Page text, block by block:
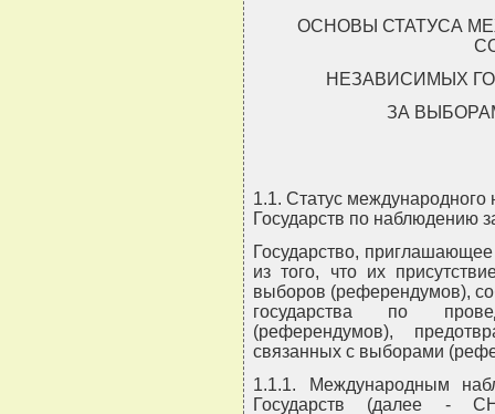
ОСНОВЫ СТАТУСА
НЕЗАВИСИМЫХ
ЗА
1.1. Статус
Государств по наблюдению
Государство,
из того, что их
выборов (референдумов),
государства по
(референдумов),
связанных с выборами
1.1.1. Международным
Государств (далее -